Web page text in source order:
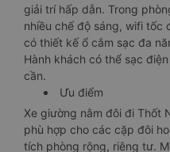
giải trí hấp dẫn. Trong
nhiều chế độ sáng, wifi tốc
có thiết kế ổ cắm sạc đa
Hành khách có thể sạc
cần.
Ưu điểm
Xe giường nằm đôi đi Thốt
phù hợp cho các cặp đôi
tích phòng rộng, riêng tư.